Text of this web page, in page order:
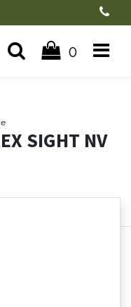
0
SIGHT NV